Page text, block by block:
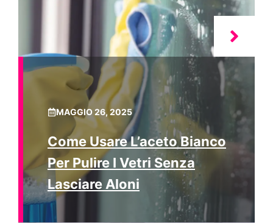
MAGGIO 26, 2025
Come Usare L’aceto Bianco
Per Pulire I Vetri Senza
Lasciare Aloni